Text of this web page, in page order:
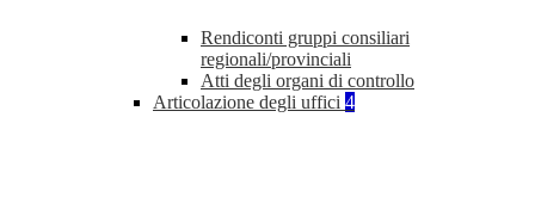
Rendiconti gruppi consiliari
regionali/provinciali
Atti degli organi di controllo
Articolazione degli uffici 4